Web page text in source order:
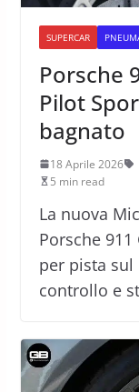
SUPERCAR
Porsche
Pilot
bagnato
18 Aprile 2026
5 min read
La nuova
Porsche
per pista
controllo e